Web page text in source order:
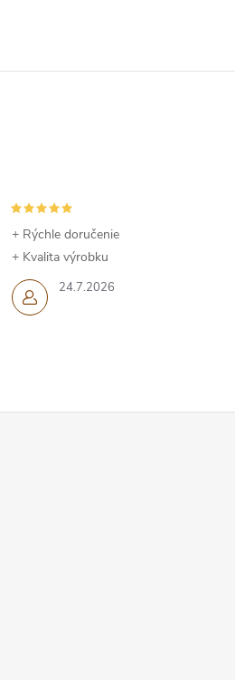
24.7.2026
+ Rýchle doručenie
+ Kvalita výrobku